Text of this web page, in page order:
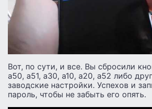
Вот, по сути, и все. Вы сбросили
а50, а51, а30, а10, а20, а52 либо
заводские настройки. Успехов и
пароль, чтобы не забыть его опять.